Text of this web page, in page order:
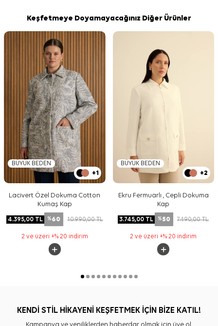
Keşfetmeye Doyamayacağınız Diğer Ürünler
BÜYÜK BEDEN
+1
Lacivert Özel Dokuma Cotton
Kumaş Kap
4.395,00TL %60 10.990,00TL
2 ve üzeri +% 20 indirim
BÜYÜK BEDEN
+2
Ekru Fermuarlı , Cepli Dokuma
Kap
3.745,00 TL %50 7.490,00TL
2 ve üzeri +% 20 indirim
KENDİ STİL HİKAYENİ KEŞFETMEK İÇİN BİZE KATIL!